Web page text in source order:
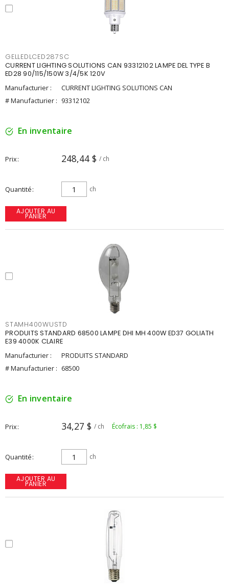
GELLEDLCED287SC
CURRENT LIGHTING SOLUTIONS CAN 93312102 LAMPE DEL TYPE B
ED28 90/115/150W 3/4/5K 120V
Manufacturier :
CURRENT LIGHTING SOLUTIONS CAN
# Manufacturier : 93312102
En inventaire
Prix 248,44 $ / ch
Quantité ch
AJOUTER AU
PANIER
STAMH400WUSTD
PRODUITS STANDARD 68500 LAMPE DHI MH 400W ED37 GOLIATH
E39 4000K CLAIRE
Manufacturier :
PRODUITS STANDARD
# Manufacturier : 68500
En inventaire
Prix 34,27 $ / ch Écofrais : 1,85 $
Quantité ch
AJOUTER AU
PANIER